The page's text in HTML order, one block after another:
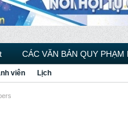
CÁC VĂN BẢN QUY PHẠM
viên Lịch